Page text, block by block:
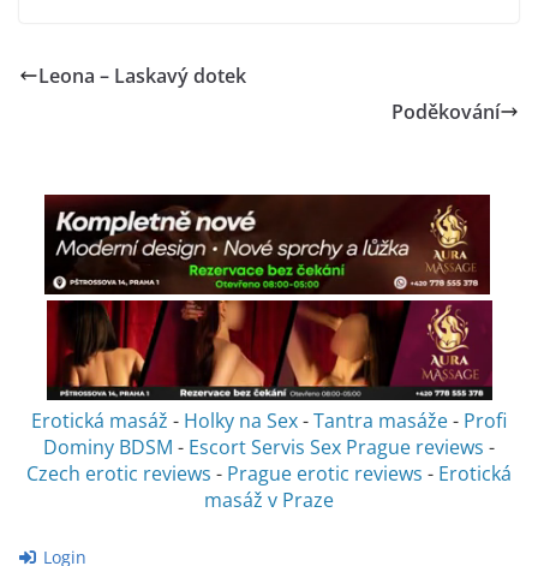
Leona – Laskavý dotek
Poděkování
Erotická masáž - Holky na Sex-Tantra masáže- Profi
Dominy BDSM - Escort Servis Sex Prague reviews -
Czech erotic reviews - Prague erotic reviews - Erotická
masáž v Praze
Login